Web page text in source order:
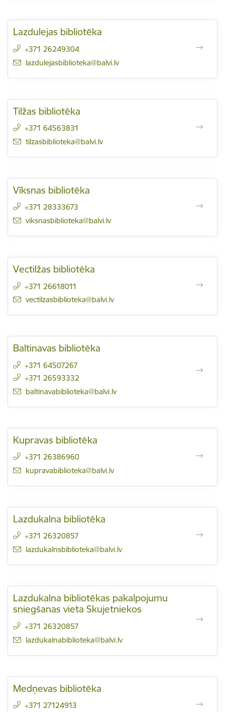
Lazdulejas bibliotēka
+371 26249304
E-pasts:
lazdulejasbiblioteka@balvi.lv
Tilžas bibliotēka
+371 64563831
E-pasts:
tilzasbiblioteka@balvi.lv
Vīksnas bibliotēka
+371 28333673
E-pasts:
viksnasbiblioteka@balvi.lv
Vectilžas bibliotēka
+371 26618011
E-pasts:
vectilzasbiblioteka@balvi.lv
Baltinavas bibliotēka
+371 64507267
+371 26593332
E-pasts:
baltinavabiblioteka@balvi.lv
Kupravas bibliotēka
+371 26386960
E-pasts:
kupravabiblioteka@balvi.lv
Lazdukalna bibliotēka
+371 26320857
E-pasts:
lazdukalnsbiblioteka@balvi.lv
Lazdukalna bibliotēkas pakalpojumu
sniegšanas vieta Skujetniekos
+371 26320857
E-pasts:
lazdukalnabiblioteka@balvi.lv
Medņevas bibliotēka
+371 27124913